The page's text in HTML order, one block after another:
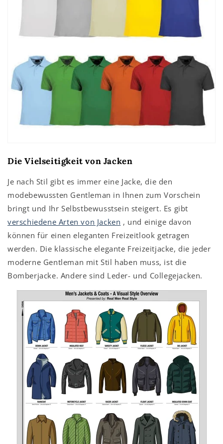
Die Vielseitigkeit von Jacken
Je nach Stil gibt es immer eine Jacke, die den
modebewussten Gentleman in Ihnen zum Vorschein
bringt und Ihr Selbstbewusstsein steigert. Es gibt
verschiedene Arten von Jacken , und einige davon
können für einen eleganten Freizeitlook getragen
werden. Die klassische elegante Freizeitjacke, die jeder
moderne Gentleman mit Stil haben muss, ist die
Bomberjacke. Andere sind Leder- und Collegejacken.